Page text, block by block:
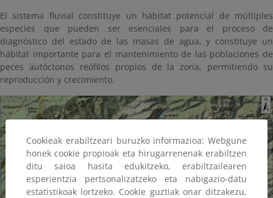
El sistema fluvial constituye un hábitat potencial de múltiples
especies que pueden ser esenciales para el proceso de
diagnóstico del estado de las masas de agua, y constituye un
hábitat importante para el mantenimiento de las poblaciones de
peces autóctonos reófilos propios de la zona, permitiendo su
reproducción y crecimiento.
Cookieak erabiltzeari buruzko informazioa: Webgune
honek cookie propioak eta hirugarrenenak erabiltzen
ditu saioa hasita edukitzeko, erabiltzailearen
esperientzia pertsonalizatzeko eta nabigazio-datu
estatistikoak lortzeko. Cookie guztiak onar ditzakezu,